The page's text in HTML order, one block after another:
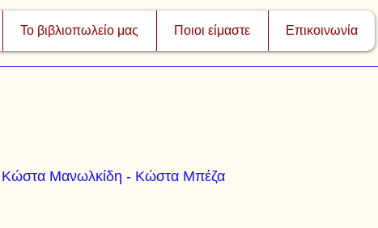
Το βιβλιοπωλείο μας Ποιοι είμαστε Επικοινωνία
Κώστα Μανωλκίδη - Κώστα Μπέζα